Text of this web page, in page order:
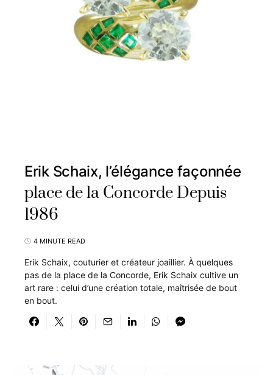
Erik Schaix, l’élégance façonnée
place de la Concorde Depuis
1986
4 MINUTE READ
Erik Schaix, couturier et créateur joaillier. À quelques
pas de la place de la Concorde, Erik Schaix cultive un
art rare : celui d’une création totale, maîtrisée de bout
en bout.